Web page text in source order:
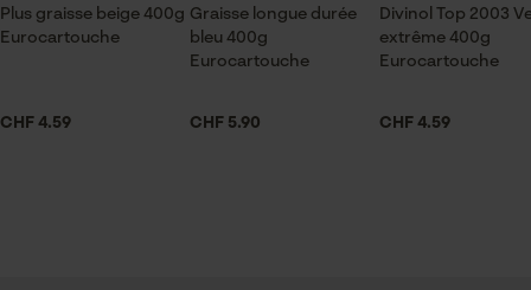
Plus graisse beige 400g
Eurocartouche
CHF 4.59
Graisse longue durée
bleu 400g
Eurocartouche
CHF 5.90
Divinol Top 2003
extrême 400g
Eurocartouche
CHF 4.59